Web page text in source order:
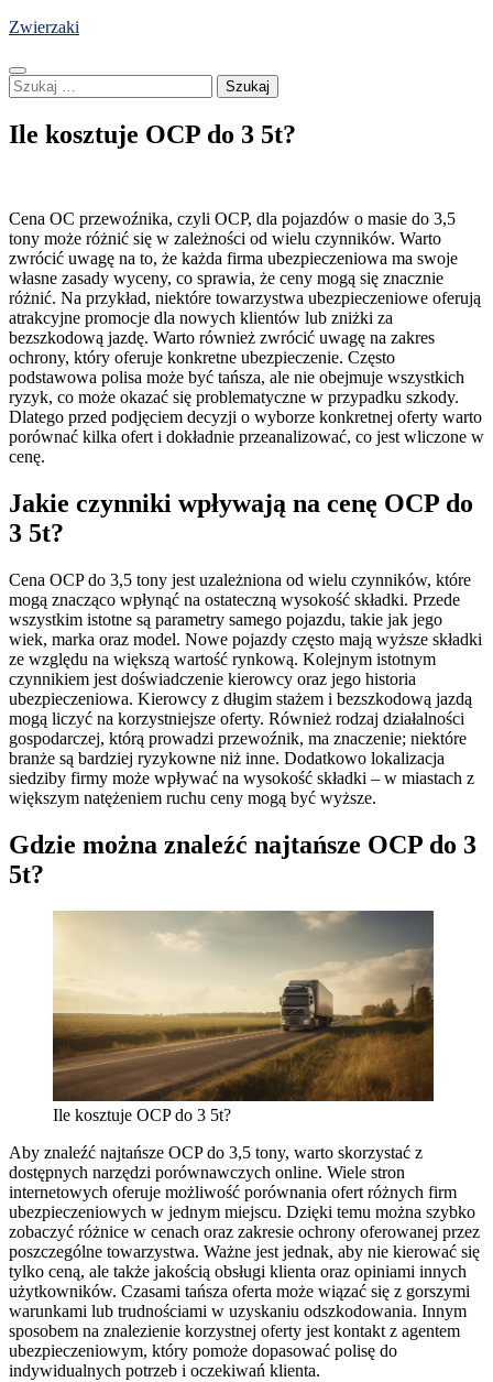
Skip
content
Zwierzaki
Szukaj:
Ile kosztuje OCP do 3 5t?
Cena OC przewoźnika, czyli OCP, dla pojazdów o masie do 3,5
tony może różnić się w zależności od wielu czynników. Warto
zwrócić uwagę na to, że każda firma ubezpieczeniowa ma swoje
własne zasady wyceny, co sprawia, że ceny mogą się znacznie
różnić. Na przykład, niektóre towarzystwa ubezpieczeniowe oferują
atrakcyjne promocje dla nowych klientów lub zniżki za
bezszkodową jazdę. Warto również zwrócić uwagę na zakres
ochrony, który oferuje konkretne ubezpieczenie. Często
podstawowa polisa może być tańsza, ale nie obejmuje wszystkich
ryzyk, co może okazać się problematyczne w przypadku szkody.
Dlatego przed podjęciem decyzji o wyborze konkretnej oferty warto
porównać kilka ofert i dokładnie przeanalizować, co jest wliczone w
cenę.
Jakie czynniki wpływają na cenę OCP do
3 5t?
Cena OCP do 3,5 tony jest uzależniona od wielu czynników, które
mogą znacząco wpłynąć na ostateczną wysokość składki. Przede
wszystkim istotne są parametry samego pojazdu, takie jak jego
wiek, marka oraz model. Nowe pojazdy często mają wyższe składki
ze względu na większą wartość rynkową. Kolejnym istotnym
czynnikiem jest doświadczenie kierowcy oraz jego historia
ubezpieczeniowa. Kierowcy z długim stażem i bezszkodową jazdą
mogą liczyć na korzystniejsze oferty. Również rodzaj działalności
gospodarczej, którą prowadzi przewoźnik, ma znaczenie; niektóre
branże są bardziej ryzykowne niż inne. Dodatkowo lokalizacja
siedziby firmy może wpływać na wysokość składki – w miastach z
większym natężeniem ruchu ceny mogą być wyższe.
Gdzie można znaleźć najtańsze OCP do 3
5t?
Ile kosztuje OCP do 3 5t?
Aby znaleźć najtańsze OCP do 3,5 tony, warto skorzystać z
dostępnych narzędzi porównawczych online. Wiele stron
internetowych oferuje możliwość porównania ofert różnych firm
ubezpieczeniowych w jednym miejscu. Dzięki temu można szybko
zobaczyć różnice w cenach oraz zakresie ochrony oferowanej przez
poszczególne towarzystwa. Ważne jest jednak, aby nie kierować się
tylko ceną, ale także jakością obsługi klienta oraz opiniami innych
użytkowników. Czasami tańsza oferta może wiązać się z gorszymi
warunkami lub trudnościami w uzyskaniu odszkodowania. Innym
sposobem na znalezienie korzystnej oferty jest kontakt z agentem
ubezpieczeniowym, który pomoże dopasować polisę do
indywidualnych potrzeb i oczekiwań klienta.